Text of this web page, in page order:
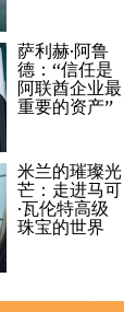
萨利赫·阿鲁
德：“信任是
阿联酋企业最
重要的资产”
米兰的璀璨光
芒：走进马可
·瓦伦特高级
珠宝的世界